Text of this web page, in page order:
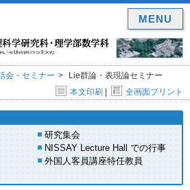
会・セミナー
Lie群論・表現論セミナー
本文印刷 | 全画面プリント
研究集会
NISSAY Lecture Hall での行事
外国人客員講座特任教員
MENU